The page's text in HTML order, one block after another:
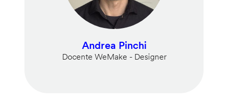
Andrea Pinchi
Docente WeMake - Designer